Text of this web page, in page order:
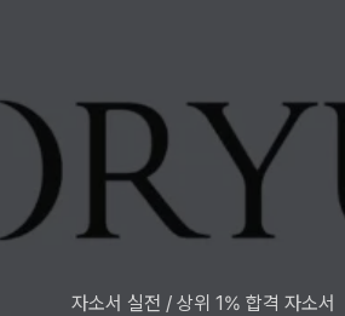
자소서 실전 / 상위 1% 합격 자소서